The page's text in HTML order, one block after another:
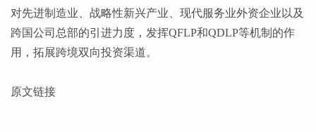
对先进制造业、战略性新兴产业、现代服务业外资企业以及
跨国公司总部的引进力度，发挥QFLP和QDLP等机制的作
用，拓展跨境双向投资渠道。
原文链接